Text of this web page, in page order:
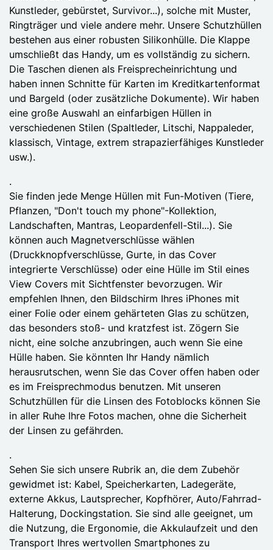
Kunstleder, gebürstet, Survivor...), solche mit Muster,
Ringträger und viele andere mehr. Unsere Schutzhüllen
bestehen aus einer robusten Silikonhülle. Die Klappe
umschließt das Handy, um es vollständig zu sichern.
Die Taschen dienen als Freisprecheinrichtung und
haben innen Schnitte für Karten im Kreditkartenformat
und Bargeld (oder zusätzliche Dokumente). Wir haben
eine große Auswahl an einfarbigen Hüllen in
verschiedenen Stilen (Spaltleder, Litschi, Nappaleder,
klassisch, Vintage, extrem strapazierfähiges Kunstleder
usw.).
.
Sie finden jede Menge Hüllen mit Fun-Motiven (Tiere,
Pflanzen, "Don't touch my phone"-Kollektion,
Landschaften, Mantras, Leopardenfell-Stil...). Sie
können auch Magnetverschlüsse wählen
(Druckknopfverschlüsse, Gurte, in das Cover
integrierte Verschlüsse) oder eine Hülle im Stil eines
View Covers mit Sichtfenster bevorzugen. Wir
empfehlen Ihnen, den Bildschirm Ihres iPhones mit
einer Folie oder einem gehärteten Glas zu schützen,
das besonders stoß- und kratzfest ist. Zögern Sie
nicht, eine solche anzubringen, auch wenn Sie eine
Hülle haben. Sie könnten Ihr Handy nämlich
herausrutschen, wenn Sie das Cover offen haben oder
es im Freisprechmodus benutzen. Mit unseren
Schutzhüllen für die Linsen des Fotoblocks können Sie
in aller Ruhe Ihre Fotos machen, ohne die Sicherheit
der Linsen zu gefährden.
.
Sehen Sie sich unsere Rubrik an, die dem Zubehör
gewidmet ist: Kabel, Speicherkarten, Ladegeräte,
externe Akkus, Lautsprecher, Kopfhörer, Auto/Fahrrad-
Halterung, Dockingstation. Sie sind alle geeignet, um
die Nutzung, die Ergonomie, die Akkulaufzeit und den
Transport Ihres wertvollen Smartphones zu